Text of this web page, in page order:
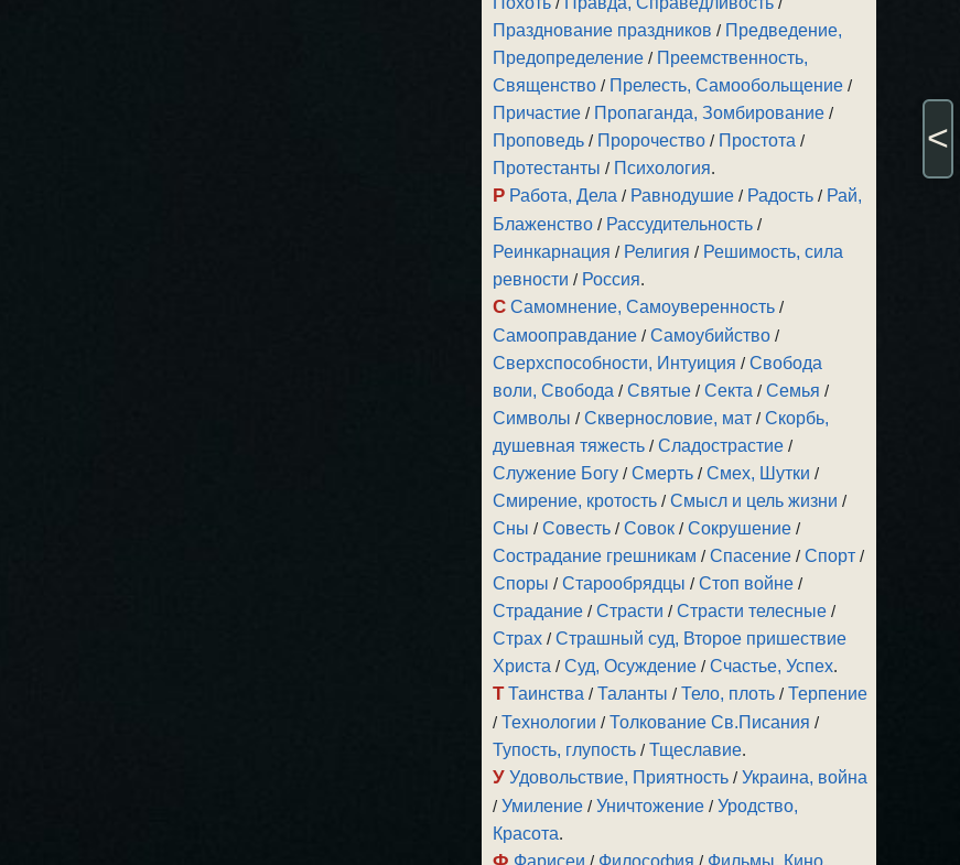
Празднование праздников / Предведение,
Предопределение / Преемственность,
Священство / Прелесть, Самообольщение /
Причастие / Пропаганда, Зомбирование /
Проповедь / Пророчество / Простота /
Протестанты / Психология.
Р Работа, Дела / Равнодушие / Радость / Рай,
Блаженство / Рассудительность /
Реинкарнация / Религия / Решимость, сила
ревности / Россия.
С Самомнение, Самоуверенность /
Самооправдание /Самоубийство /
Сверхспособности, Интуиция /Свобода
воли, Свобода /Святые /Секта /Семья /
Символы /Сквернословие, мат /Скорбь,
душевная тяжесть /Сладострастие /
Служение Богу /Смерть /Смех, Шутки /
Смирение, кротость /Смысл и цель жизни /
Сны /Совесть /Совок /Сокрушение /
Сострадание грешникам /Спасение /Спорт /
Споры /Старообрядцы /Стоп войне /
Страдание /Страсти /Страсти телесные /
Страх /Страшный суд, Второе пришествие
Христа /Суд, Осуждение /Счастье, Успех.
Т Таинства /Таланты /Тело, плоть /Терпение
/Технологии /Толкование Св.Писания /
Тупость, глупость /Тщеславие.
У Удовольствие, Приятность /Украина, война
/Умиление /Уничтожение /Уродство,
Красота.
Фарисеи / Философия / Фильмы, Кино.
<